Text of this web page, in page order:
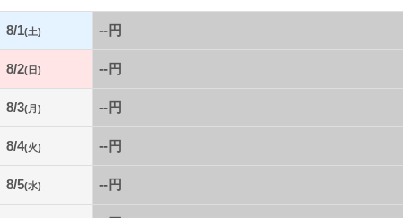
8/1(土) --円
8/2(日) --円
8/3(月) --円
8/4(火) --円
8/5(水) --円